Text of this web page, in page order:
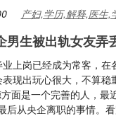
产妇,学历,解释,医生,
男生被出轨女友弄
上岗已经成为常客，在
现出玩心很大，不算
面是一个完善的人，最
后从央企离职的事情。